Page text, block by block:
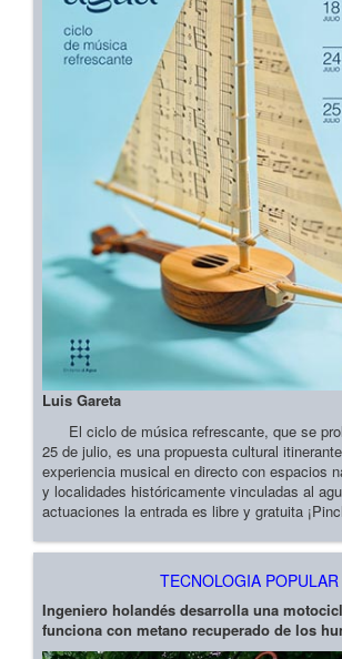
Luis Gareta
El ciclo de música refrescante, que se
25 de julio, es una propuesta cultural
experiencia musical en directo con espacios
y localidades históricamente vinculadas al
actuaciones la entrada es libre y gratuita
TECNOLOGIA POPULAR
Ingeniero holandés desarrolla una
funciona con metano recuperado de los